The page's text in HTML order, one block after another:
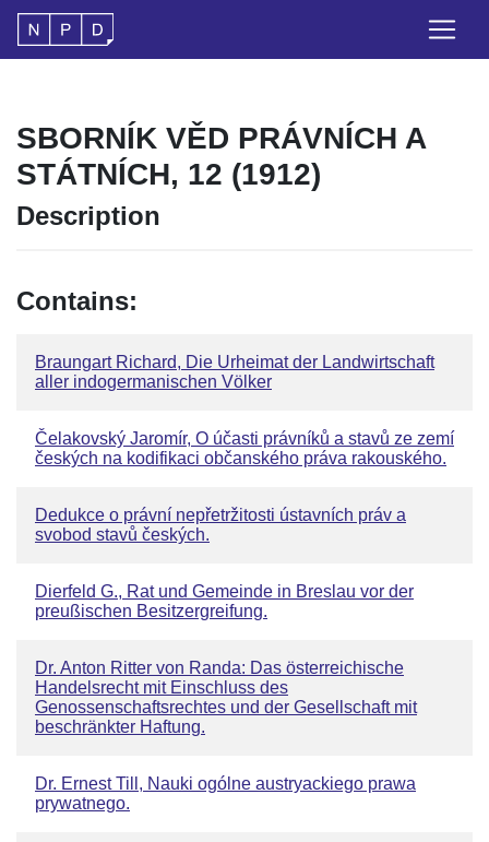
SBORNÍK VĚD PRÁVNÍCH A
STÁTNÍCH, 12 (1912)
Description
Contains:
Braungart Richard, Die Urheimat der Landwirtschaft
aller indogermanischen Völker
Čelakovský Jaromír, O účasti právníků a stavů ze zemí
českých na kodifikaci občanského práva rakouského.
Dedukce o právní nepřetržitosti ústavních práv a
svobod stavů českých.
Dierfeld G., Rat und Gemeinde in Breslau vor der
preußischen Besitzergreifung.
Dr. Anton Ritter von Randa: Das österreichische
Handelsrecht mit Einschluss des
Genossenschaftsrechtes und der Gesellschaft mit
beschränkter Haftung.
Dr. Ernest Till, Nauki ogólne austryackiego prawa
prywatnego.